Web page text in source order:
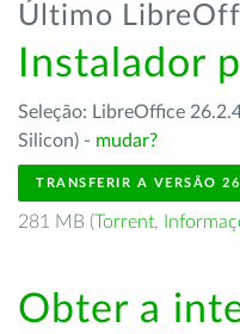
Último
Instalador
Seleção: LibreOffice
Silicon) - mudar?
TRANSFERIR A VERSÃO
281 MB (Torrent,
Obter a